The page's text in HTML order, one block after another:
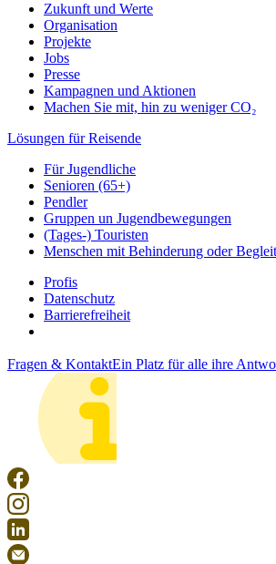
Zukunft und Werte
Organisation
Projekte
Jobs
Presse
Kampagnen und Aktionen
Machen Sie mit, hin zu weniger CO₂
Lösungen für Reisende
Für Jugendliche
Senioren (65+)
Pendler
Gruppen un Jugendbewegungen
(Tages-) Touristen
Menschen mit Behinderung oder
Profis
Datenschutz
Barrierefreiheit
Fragen & KontaktEin Platz für alle ihre